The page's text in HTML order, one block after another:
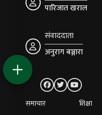
पारिजात खराल
संवाददाता
अनुराग बञ्जारा
समाचार
शिक्षा